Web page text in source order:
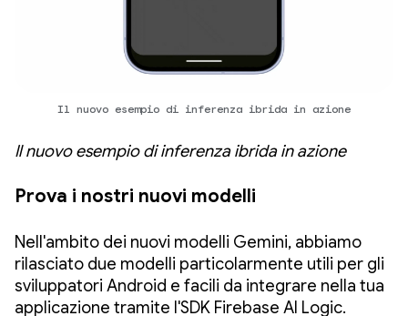
Il nuovo esempio di inferenza ibrida in azione
Il nuovo esempio di inferenza ibrida in azione
Prova i nostri nuovi modelli
Nell'ambito dei nuovi modelli Gemini, abbiamo
rilasciato due modelli particolarmente utili per gli
sviluppatori Android e facili da integrare nella tua
applicazione tramite l'SDK Firebase AI Logic.